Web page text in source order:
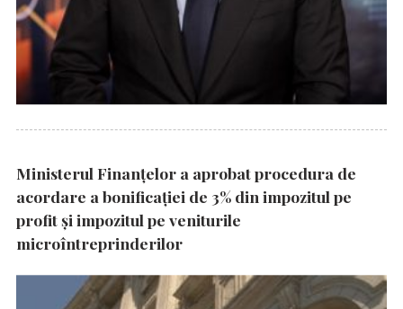
Ministerul Finanțelor a aprobat procedura de
acordare a bonificației de 3% din impozitul pe
profit și impozitul pe veniturile
microîntreprinderilor